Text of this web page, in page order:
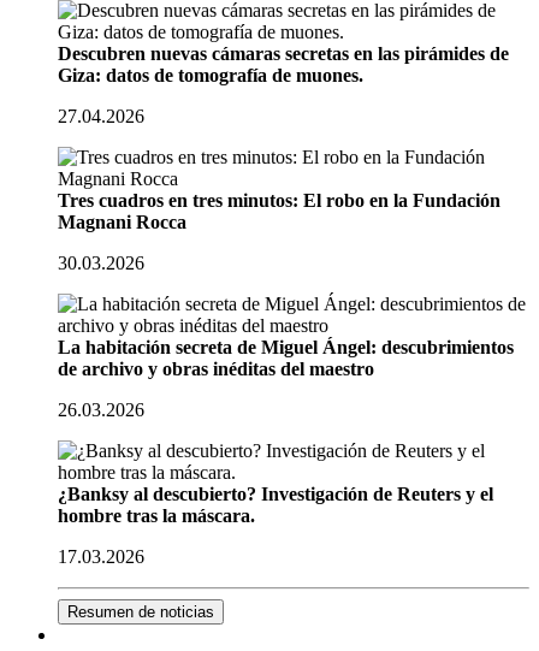
Descubren nuevas cámaras secretas en las pirámides de
Giza: datos de tomografía de muones.
27.04.2026
Tres cuadros en tres minutos: El robo en la Fundación
Magnani Rocca
30.03.2026
La habitación secreta de Miguel Ángel: descubrimientos
de archivo y obras inéditas del maestro
26.03.2026
¿Banksy al descubierto? Investigación de Reuters y el
hombre tras la máscara.
17.03.2026
Resumen de noticias